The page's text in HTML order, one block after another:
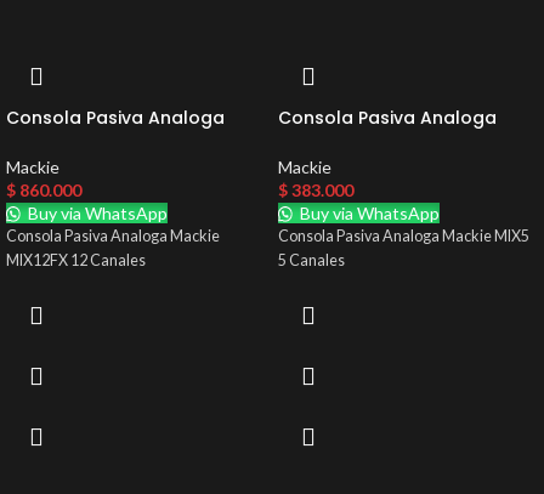
Consola Pasiva Analoga
Mackie
$ 860.000
Buy via WhatsApp
Consola Pasiva Analoga Mackie
MIX12FX 12 Canales
Consola Pasiva Analoga
Mackie
$383.000
Buy via WhatsApp
Consola Pasiva Analoga Mackie MIX5
5 Canales